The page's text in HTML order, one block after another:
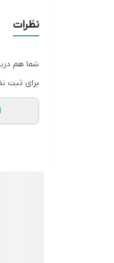
نظرات
شما هم
برای ثبت